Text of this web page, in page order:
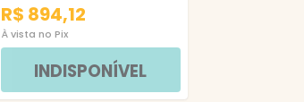
R$ 894,12
À vista no Pix
INDISPONÍVEL